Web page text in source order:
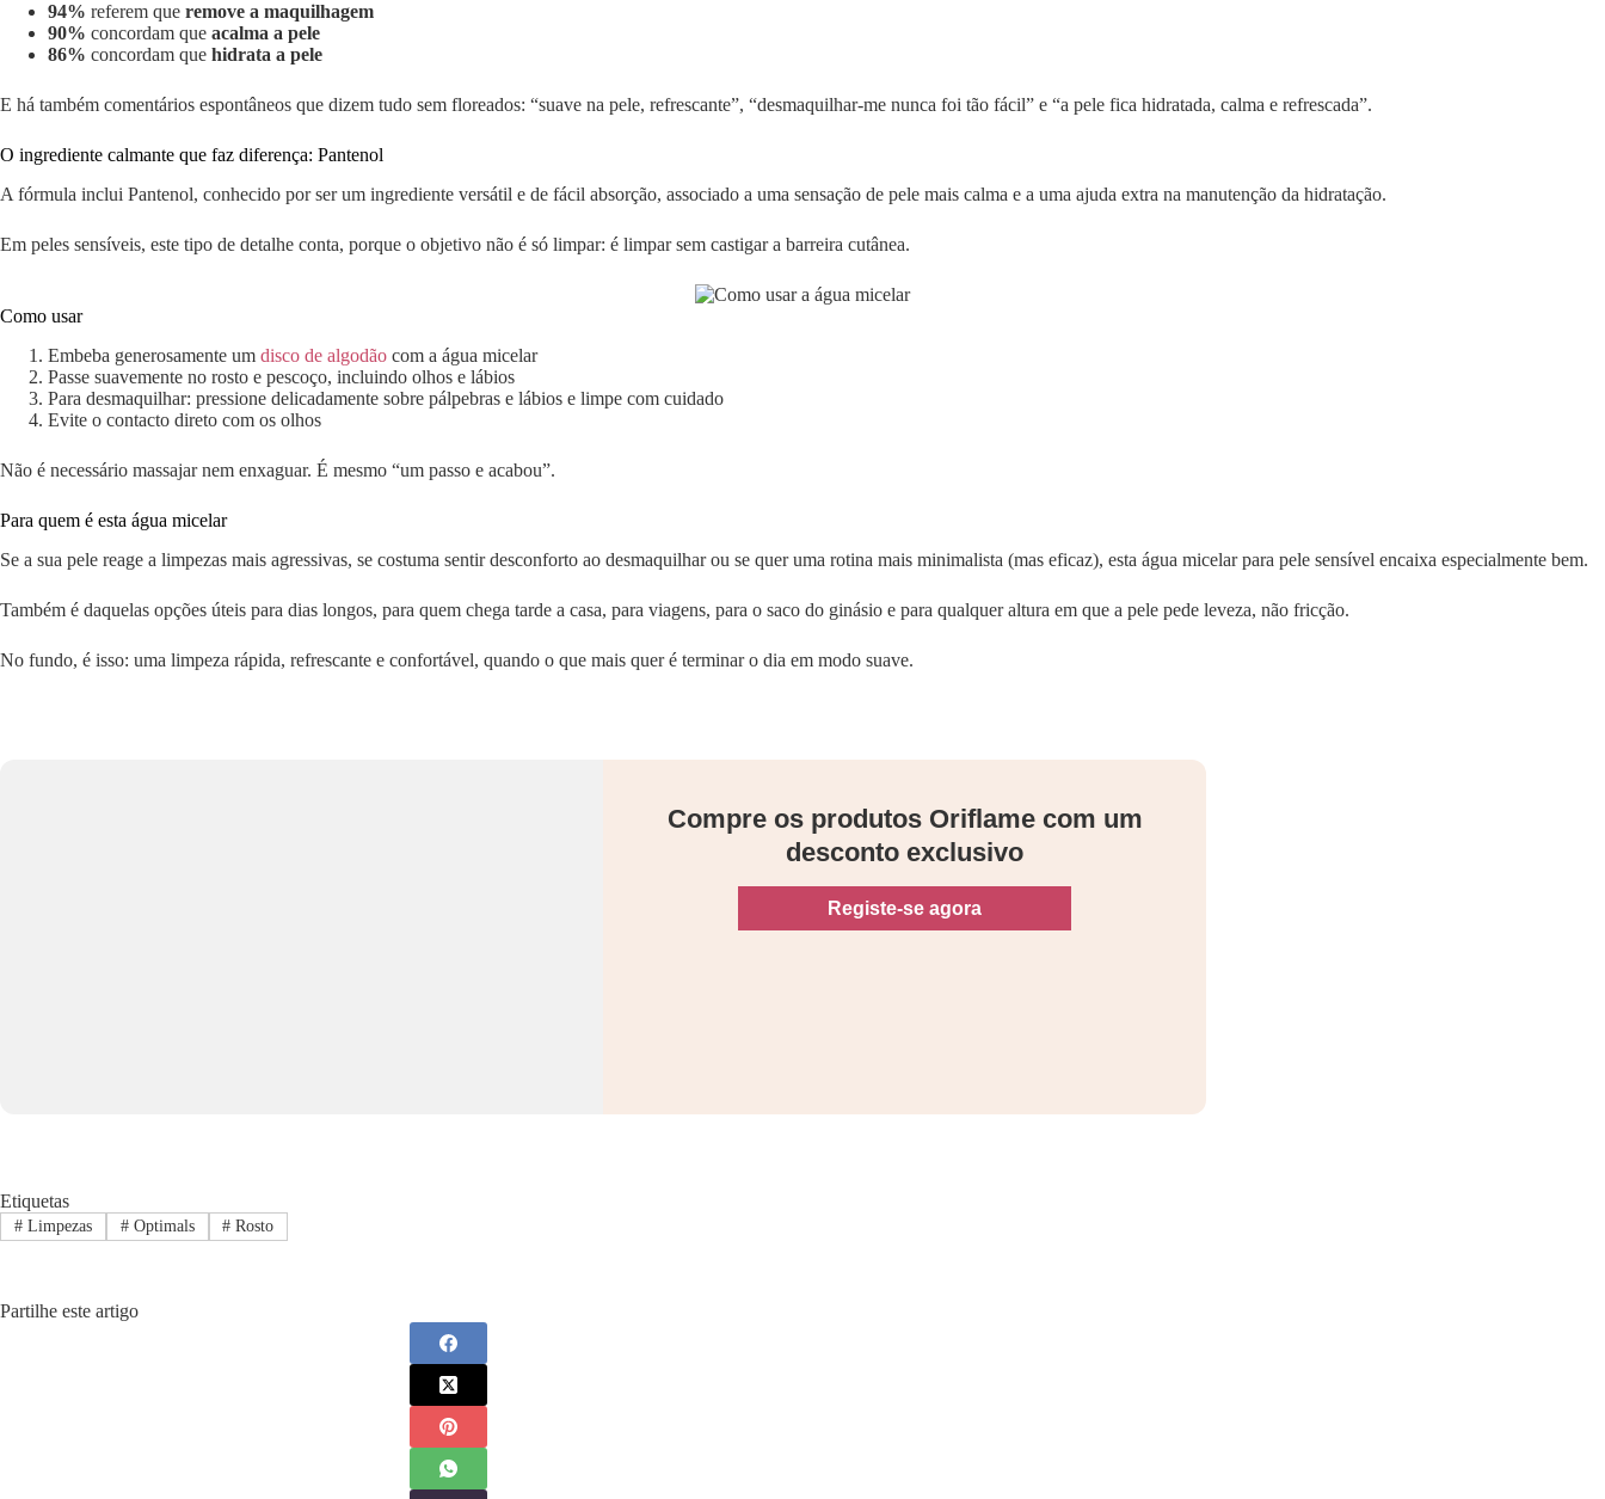
94% referem que remove a maquilhagem
90% concordam que acalma a pele
86% concordam que hidrata a pele
E há também comentários espontâneos que dizem tudo sem floreados: “suave na pele, refrescante”, “desmaquilhar-me nunca foi tão fácil” e “a pele fica hidratada, calma e refrescada”.
O ingrediente calmante que faz diferença: Pantenol
A fórmula inclui Pantenol, conhecido por ser um ingrediente versátil e de fácil absorção, associado a uma sensação de pele mais calma e a uma ajuda extra na manutenção da hidratação.
Em peles sensíveis, este tipo de detalhe conta, porque o objetivo não é só limpar: é limpar sem castigar a barreira cutânea.
Como usar
Embeba generosamente um disco de algodão com a água micelar
Passe suavemente no rosto e pescoço, incluindo olhos e lábios
Para desmaquilhar: pressione delicadamente sobre pálpebras e lábios e limpe com cuidado
Evite o contacto direto com os olhos
Não é necessário massajar nem enxaguar. É mesmo “um passo e acabou”.
Para quem é esta água micelar
Se a sua pele reage a limpezas mais agressivas, se costuma sentir desconforto ao desmaquilhar ou se quer uma rotina mais minimalista (mas eficaz), esta água micelar para pele sensível encaixa especialmente bem.
Também é daquelas opções úteis para dias longos, para quem chega tarde a casa, para viagens, para o saco do ginásio e para qualquer altura em que a pele pede leveza, não fricção.
No fundo, é isso: uma limpeza rápida, refrescante e confortável, quando o que mais quer é terminar o dia em modo suave.
Compre os produtos Oriflame com um
desconto exclusivo
Registe-se agora
Etiquetas
#Limpezas #Optimals # Rosto
Partilhe este artigo